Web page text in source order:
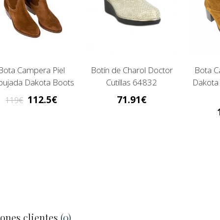
Campera Piel
Dakota Boots
119 112.5
Botín de Charol Doctor
Cutillas 64832
71.91
Bota
clientes (0)